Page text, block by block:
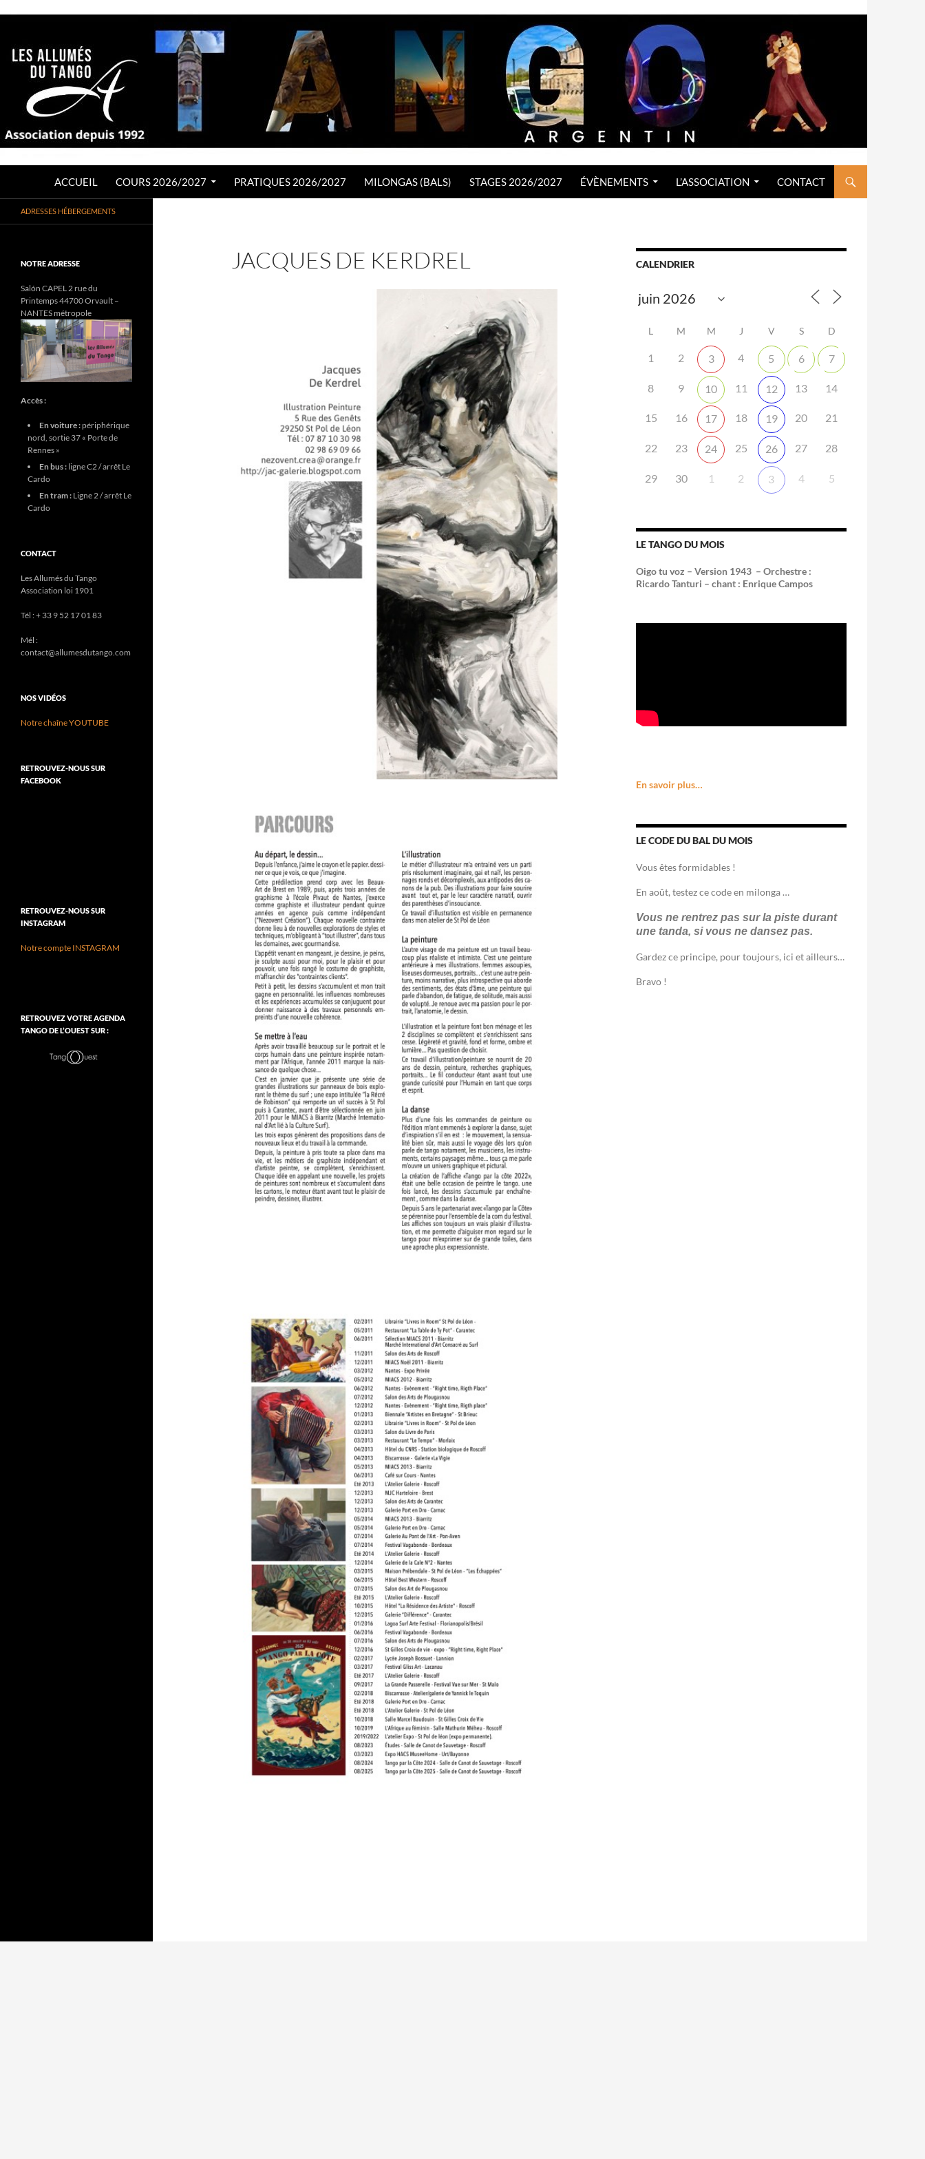
LES ALLUMÉS DU TANGO
ACCUEIL COURS 2026/2027 PRATIQUES 2026/2027 MILONGAS (BALS) STAGES 2026/2027 ÉVÈNEMENTS L’ASSOCIATION CONTACT
JACQUES DE KERDREL CALENDRIER
L M M J V S D
1 2 3 4 5 6 7
8 9 10 11 12 13 14
15 16 17 18 19 20 21
22 23 24 25 26 27 28
29 30 1 2 3 4 5
LE TANGO DU MOIS
Oigo tu voz – Version 1943 – Orchestre :
Ricardo Tanturi – chant : Enrique Campos
En savoir plus…
LE CODE DU BAL DU MOIS
Vous êtes formidables !
En août, testez ce code en milonga …
Vous ne rentrez pas sur la piste durant
une tanda, si vous ne dansez pas.
Gardez ce principe, pour toujours, ici et ailleurs…
Bravo !
Association de Tango Argentin
depuis 1992
ADRESSES HÉBERGEMENTS
NOTRE ADRESSE
Salón CAPEL 2 rue du
Printemps 44700 Orvault –
NANTES métropole
Accès :
En voiture : périphérique
nord, sortie 37 « Porte de
Rennes »
En bus : ligne C2 / arrêt Le
Cardo
En tram : Ligne 2 / arrêt Le
Cardo
CONTACT
Les Allumés du Tango
Association loi 1901
Tél : + 33 9 52 17 01 83
Mél :
contact@allumesdutango.com
NOS VIDÉOS
Notre chaîne YOUTUBE
RETROUVEZ-NOUS SUR
FACEBOOK
RETROUVEZ-NOUS SUR
INSTAGRAM
Notre compte INSTAGRAM
RETROUVEZ VOTRE AGENDA
TANGO DE L’OUEST SUR :